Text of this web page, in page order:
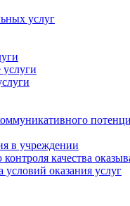
услуг
в учреждении
качества
условий оказания услуг